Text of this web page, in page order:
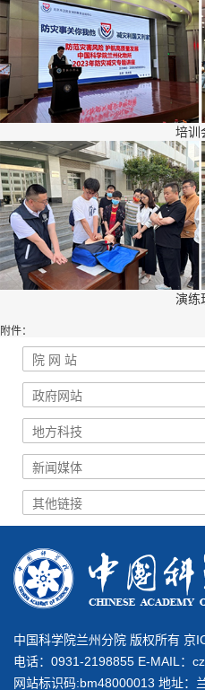
培训
演练
附件：
中国科学院兰州分院 版权所有 京
电话：0931-2198855 E-MAIL：
网站标识码:bm48000013 地址：